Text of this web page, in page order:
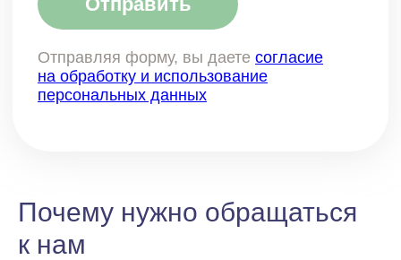
Почему нужно обращаться
к нам